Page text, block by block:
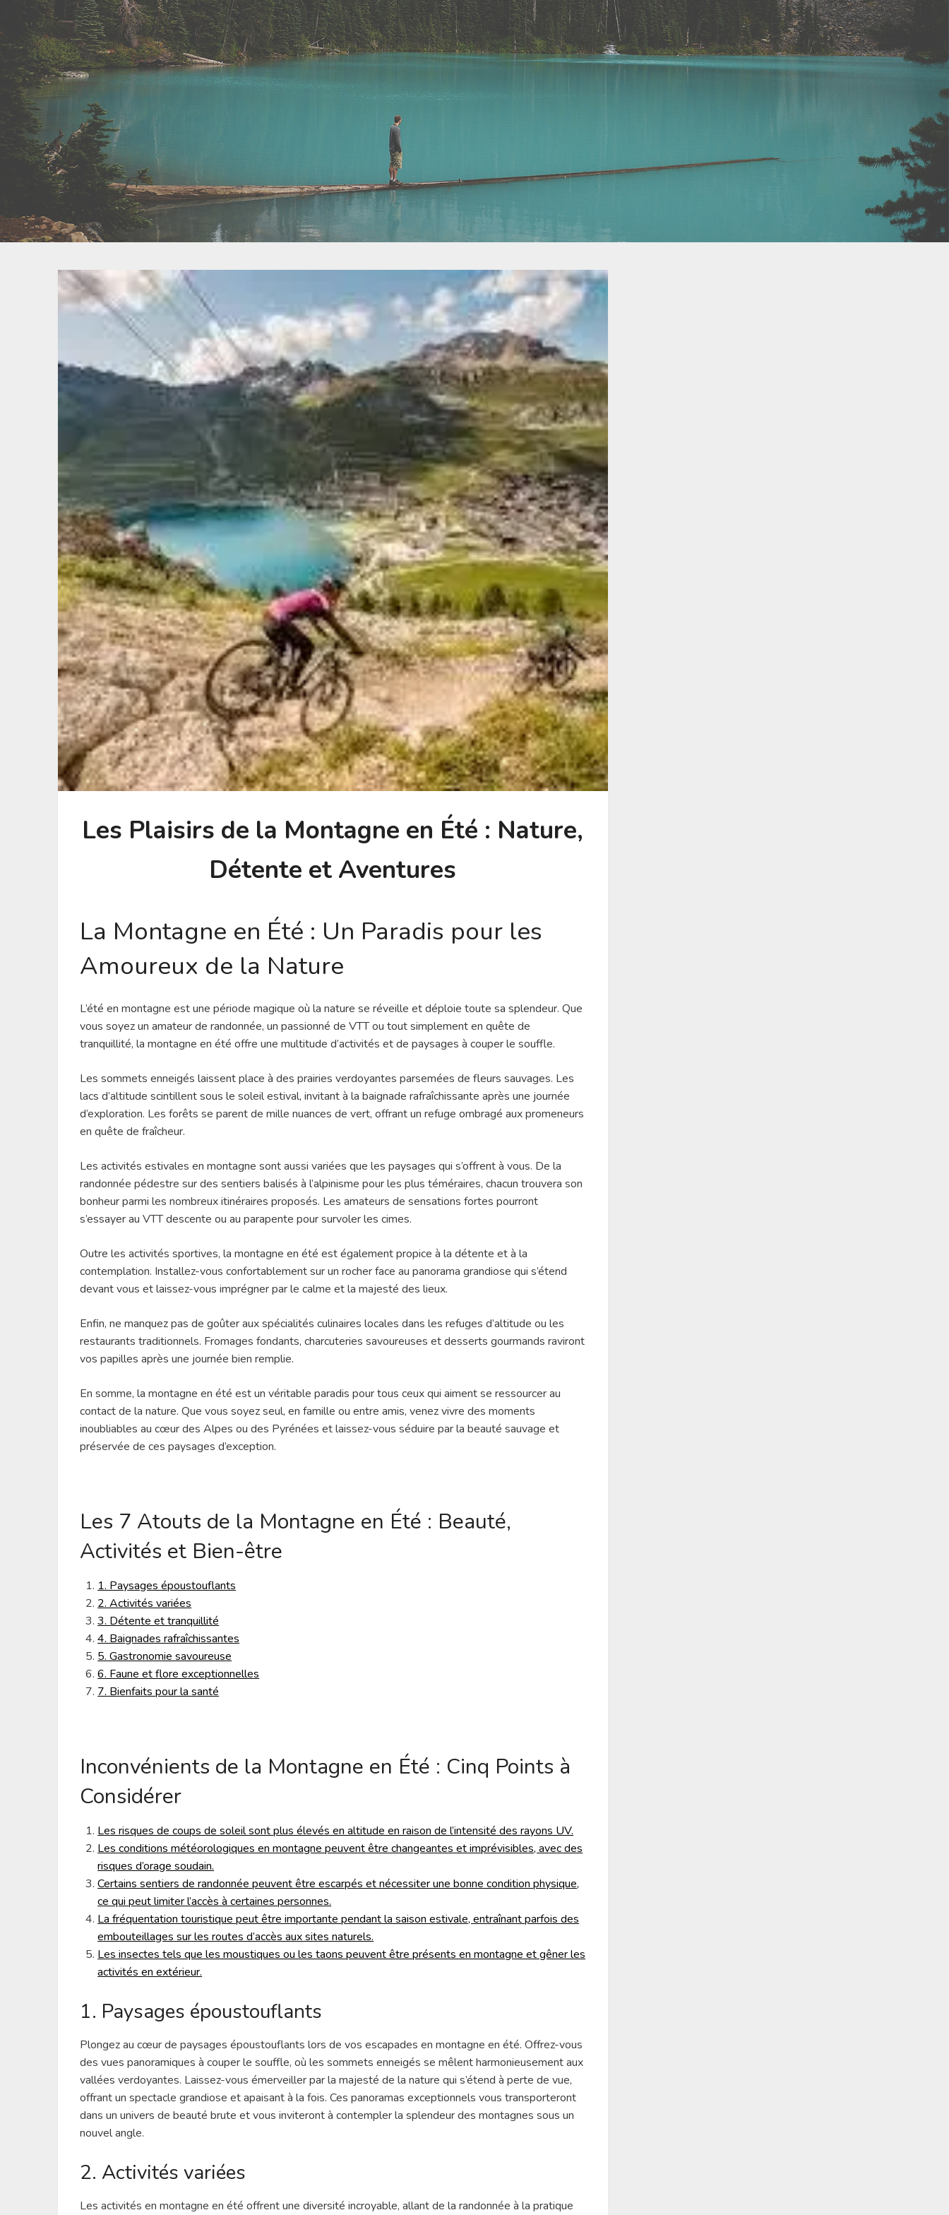
Les Plaisirs de la Montagne en Été : Nature,
Détente et Aventures
La Montagne en Été : Un Paradis pour les
Amoureux de la Nature
L’été en montagne est une période magique où la nature se réveille et déploie toute sa splendeur. Que
vous soyez un amateur de randonnée, un passionné de VTT ou tout simplement en quête de
tranquillité, la montagne en été offre une multitude d’activités et de paysages à couper le souffle.
Les sommets enneigés laissent place à des prairies verdoyantes parsemées de fleurs sauvages. Les
lacs d’altitude scintillent sous le soleil estival, invitant à la baignade rafraîchissante après une journée
d’exploration. Les forêts se parent de mille nuances de vert, offrant un refuge ombragé aux promeneurs
en quête de fraîcheur.
Les activités estivales en montagne sont aussi variées que les paysages qui s’offrent à vous. De la
randonnée pédestre sur des sentiers balisés à l’alpinisme pour les plus téméraires, chacun trouvera son
bonheur parmi les nombreux itinéraires proposés. Les amateurs de sensations fortes pourront
s’essayer au VTT descente ou au parapente pour survoler les cimes.
Outre les activités sportives, la montagne en été est également propice à la détente et à la
contemplation. Installez-vous confortablement sur un rocher face au panorama grandiose qui s’étend
devant vous et laissez-vous imprégner par le calme et la majesté des lieux.
Enfin, ne manquez pas de goûter aux spécialités culinaires locales dans les refuges d’altitude ou les
restaurants traditionnels. Fromages fondants, charcuteries savoureuses et desserts gourmands raviront
vos papilles après une journée bien remplie.
En somme, la montagne en été est un véritable paradis pour tous ceux qui aiment se ressourcer au
contact de la nature. Que vous soyez seul, en famille ou entre amis, venez vivre des moments
inoubliables au cœur des Alpes ou des Pyrénées et laissez-vous séduire par la beauté sauvage et
préservée de ces paysages d’exception.
Les 7 Atouts de la Montagne en Été : Beauté,
Activités et Bien-être
1. Paysages époustouflants
2. Activités variées
3. Détente et tranquillité
4. Baignades rafraîchissantes
5. Gastronomie savoureuse
6. Faune et flore exceptionnelles
7. Bienfaits pour la santé
Inconvénients de la Montagne en Été : Cinq Points à
Considérer
Les risques de coups de soleil sont plus élevés en altitude en raison de l’intensité des rayons UV.
Les conditions météorologiques en montagne peuvent être changeantes et imprévisibles, avec des
risques d’orage soudain.
Certains sentiers de randonnée peuvent être escarpés et nécessiter une bonne condition physique,
ce qui peut limiter l’accès à certaines personnes.
La fréquentation touristique peut être importante pendant la saison estivale, entraînant parfois des
embouteillages sur les routes d’accès aux sites naturels.
Les insectes tels que les moustiques ou les taons peuvent être présents en montagne et gêner les
activités en extérieur.
1. Paysages époustouflants
Plongez au cœur de paysages époustouflants lors de vos escapades en montagne en été. Offrez-vous
des vues panoramiques à couper le souffle, où les sommets enneigés se mêlent harmonieusement aux
vallées verdoyantes. Laissez-vous émerveiller par la majesté de la nature qui s’étend à perte de vue,
offrant un spectacle grandiose et apaisant à la fois. Ces panoramas exceptionnels vous transporteront
dans un univers de beauté brute et vous inviteront à contempler la splendeur des montagnes sous un
nouvel angle.
2. Activités variées
Les activités en montagne en été offrent une diversité incroyable, allant de la randonnée à la pratique